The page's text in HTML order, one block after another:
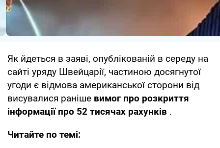
Як йдеться в заяві, опублікованій в середу на
сайті уряду Швейцарії, частиною досягнутої
угоди є відмова американської сторони від
висувалися раніше вимог про розкриття
інформації про 52 тисячах рахунків .
Читайте по темі: